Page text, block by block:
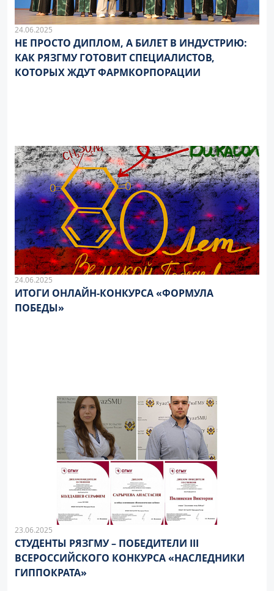
24.06.2025
НЕ ПРОСТО ДИПЛОМ, А БИЛЕТ В ИНДУСТРИЮ:
КАК РЯЗГМУ ГОТОВИТ СПЕЦИАЛИСТОВ,
КОТОРЫХ ЖДУТ ФАРМКОРПОРАЦИИ
24.06.2025
ИТОГИ ОНЛАЙН-КОНКУРСА «ФОРМУЛА
ПОБЕДЫ»
23.06.2025
СТУДЕНТЫ РЯЗГМУ – ПОБЕДИТЕЛИ III
ВСЕРОССИЙСКОГО КОНКУРСА «НАСЛЕДНИКИ
ГИППОКРАТА»